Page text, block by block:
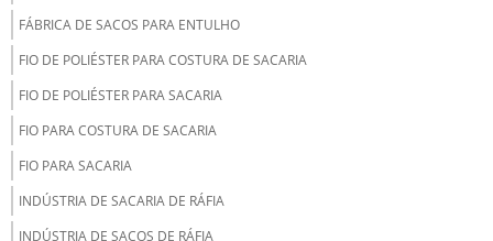
FÁBRICA DE SACOS PARA ENTULHO
FIO DE POLIÉSTER PARA COSTURA DE SACARIA
FIO DE POLIÉSTER PARA SACARIA
FIO PARA COSTURA DE SACARIA
FIO PARA SACARIA
INDÚSTRIA DE SACARIA DE RÁFIA
INDÚSTRIA DE SACOS DE RÁFIA